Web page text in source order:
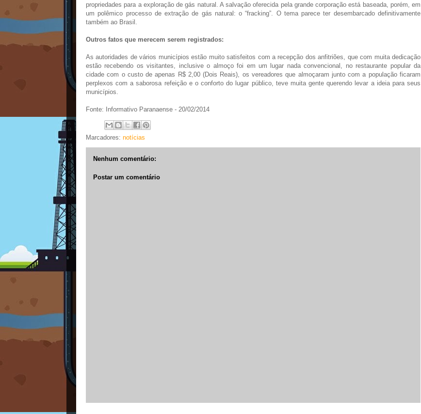
propriedades para a exploração de gás natural. A salvação oferecida pela grande corporação está baseada, porém, em
um polêmico processo de extração de gás natural: o “fracking”. O tema parece ter desembarcado definitivamente
também ao Brasil.
Outros fatos que merecem serem registrados:
As autoridades de vários municípios estão muito satisfeitos com a recepção dos anfitriões, que com muita dedicação
estão recebendo os visitantes, inclusive o almoço foi em um lugar nada convencional, no restaurante popular da
cidade com o custo de apenas R$ 2,00 (Dois Reais), os vereadores que almoçaram junto com a população ficaram
perplexos com a saborosa refeição e o conforto do lugar público, teve muita gente querendo levar a ideia para seus
municípios.
Fonte: Informativo Paranaense - 20/02/2014
Marcadores: notícias
Nenhum comentário:
Postar um comentário